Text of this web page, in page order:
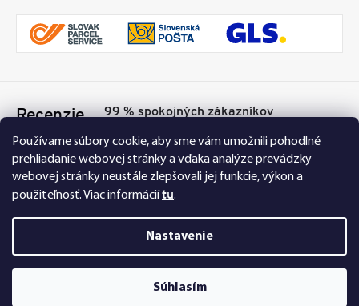
Používame súbory cookie, aby sme vám umožnili pohodlné
prehliadanie webovej stránky a vďaka analýze prevádzky
webovej stránky neustále zlepšovali jej funkcie, výkon a
použiteľnosť.Viac informáciítu.
Nastavenie
Súhlasím
Recenzie 99 % spokojných zákazníkov
Nakupujte na FEXI bezpečne a bez obáv. Vďaka